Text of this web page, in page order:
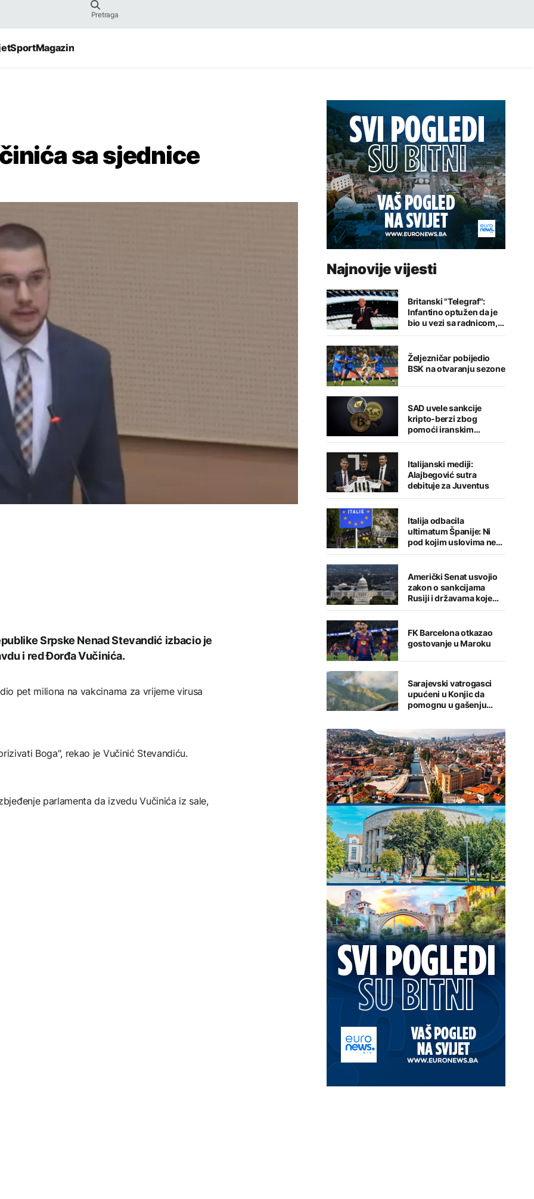
SportMagazin
sa sjednice
Srpske Nenad Stevandić izbacio je
i red Đorđa Vučinića.
pet miliona na vakcinama za vrijeme virusa
Boga", rekao je Vučinić Stevandiću.
parlamenta da izvedu Vučinića iz sale,
Najnovije vijesti
Britanski "Telegraf":
Infantino optužen da je
bio u vezi sa radnicom,
FIFA odbacila navode
Željezničar pobijedio
BSK na otvaranju sezone
SAD uvele sankcije
kripto-berzi zbog
pomoći iranskim
snagama
Italijanski mediji:
Alajbegović sutra
debituje za Juventus
Italija odbacila
ultimatum Španije: Ni
pod kojim uslovima ne
namjeravamo da
Američki Senat usvojio
zakon o sankcijama
Rusiji i državama koje
kupuju njenu naftu i gas
FK Barcelona otkazao
gostovanje u Maroku
Sarajevski vatrogasci
upućeni u Konjic da
pomognu u gašenju